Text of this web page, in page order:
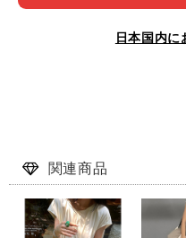
日本国内に
関連商品